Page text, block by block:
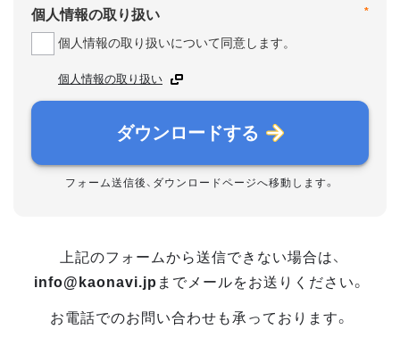
*
個人情報の取り扱い
個人情報の取り扱いについて同意します。
個人情報の取り扱い
ダウンロードする
フォーム送信後、ダウンロードページへ移動します。
上記のフォームから送信できない場合は、
info@kaonavi.jp までメールをお送りください。
お電話でのお問い合わせも承っております。